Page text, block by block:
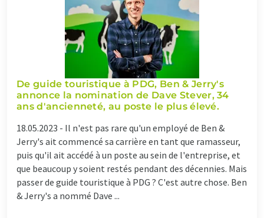
De guide touristique à PDG, Ben & Jerry's
annonce la nomination de Dave Stever, 34
ans d'ancienneté, au poste le plus élevé.
18.05.2023 - Il n'est pas rare qu'un employé de Ben &
Jerry's ait commencé sa carrière en tant que ramasseur,
puis qu'il ait accédé à un poste au sein de l'entreprise, et
que beaucoup y soient restés pendant des décennies. Mais
passer de guide touristique à PDG ? C'est autre chose. Ben
& Jerry's a nommé Dave ...